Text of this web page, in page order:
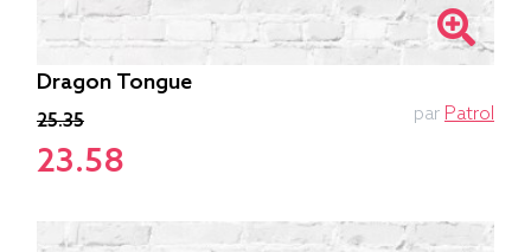
Dragon Tongue
25.35
23.58
par Patrol